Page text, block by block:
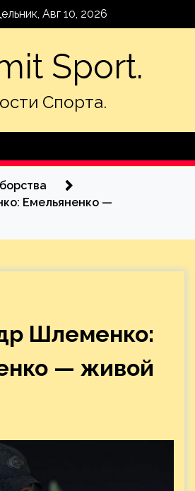
Авг 10, 2026
Sport.
Спорта.
Емельяненко —
Шлеменко:
— живой